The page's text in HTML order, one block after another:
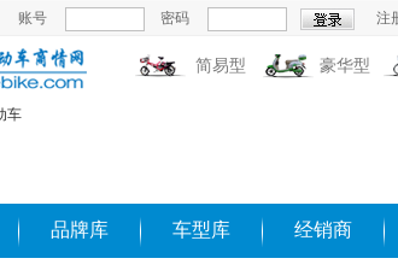
账号 密码 注
简易型 豪华型
品牌库 车型库 经销商